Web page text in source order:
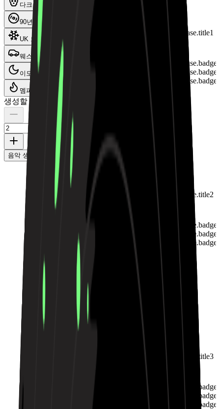
다크 트랩 디스
90년대 붐뱁
UK 드릴
웨스트 코스트 G-펑크
이모 랩 나이트
멤피스 퐁크
생성할 곡 수
음악 생성
Landing.RapBeatShowcase.title1
Landing.RapBeatShowcase.title2
Landing.RapBeatShowcase.title3